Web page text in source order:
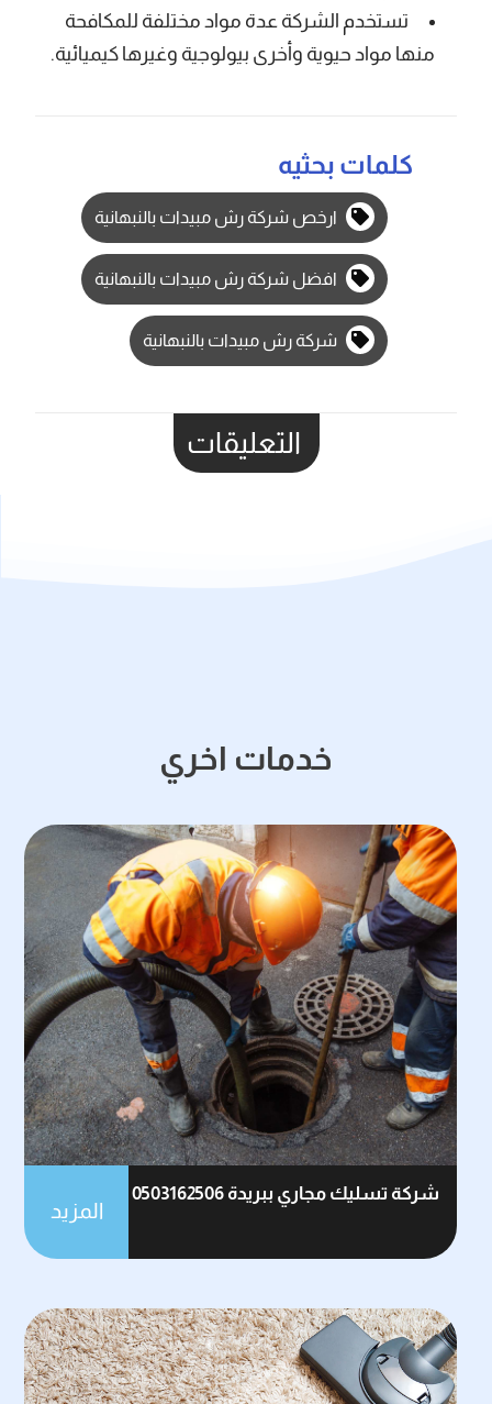
تستخدم الشركة عدة مواد مختلفة للمكافحة
منها مواد حيوية وأخرى بيولوجية وغيرها كيميائية.
كلمات بحثيه
ارخص شركة رش مبيدات بالنبهانية
افضل شركة رش مبيدات بالنبهانية
شركة رش مبيدات بالنبهانية
التعليقات
خدمات اخري
شركة تسليك مجاري ببريدة 0503162506
المزيد